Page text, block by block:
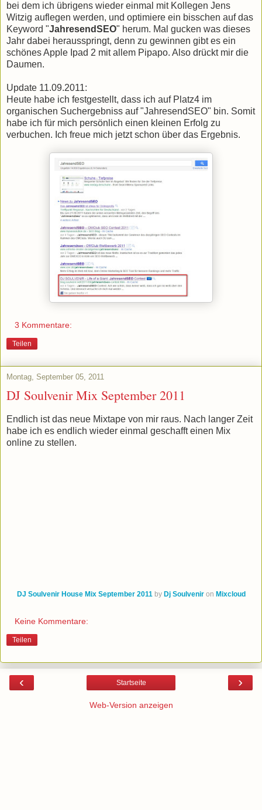
bei dem ich übrigens wieder einmal mit Kollegen Jens
Witzig auflegen werden, und optimiere ein bisschen auf das
Keyword "JahresendSEO" herum. Mal gucken was dieses
Jahr dabei herausspringt, denn zu gewinnen gibt es ein
schönes Apple Ipad 2 mit allem Pipapo. Also drückt mir die
Daumen.
Update 11.09.2011:
Heute habe ich festgestellt, dass ich auf Platz4 im
organischen Suchergebniss auf "JahresendSEO" bin. Somit
habe ich für mich persönlich einen kleinen Erfolg zu
verbuchen. Ich freue mich jetzt schon über das Ergebnis.
3 Kommentare:
Teilen
Montag, September 05, 2011
DJ Soulvenir Mix September 2011
Endlich ist das neue Mixtape von mir raus. Nach langer Zeit
habe ich es endlich wieder einmal geschafft einen Mix
online zu stellen.
DJ Soulvenir House Mix September 2011 by Dj Soulveniron Mixcloud
Keine Kommentare:
Teilen
‹ ›
Startseite
Web-Version anzeigen